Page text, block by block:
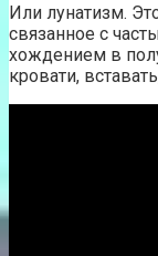
Или лунатизм.
связанное с
хождением в
кровати,